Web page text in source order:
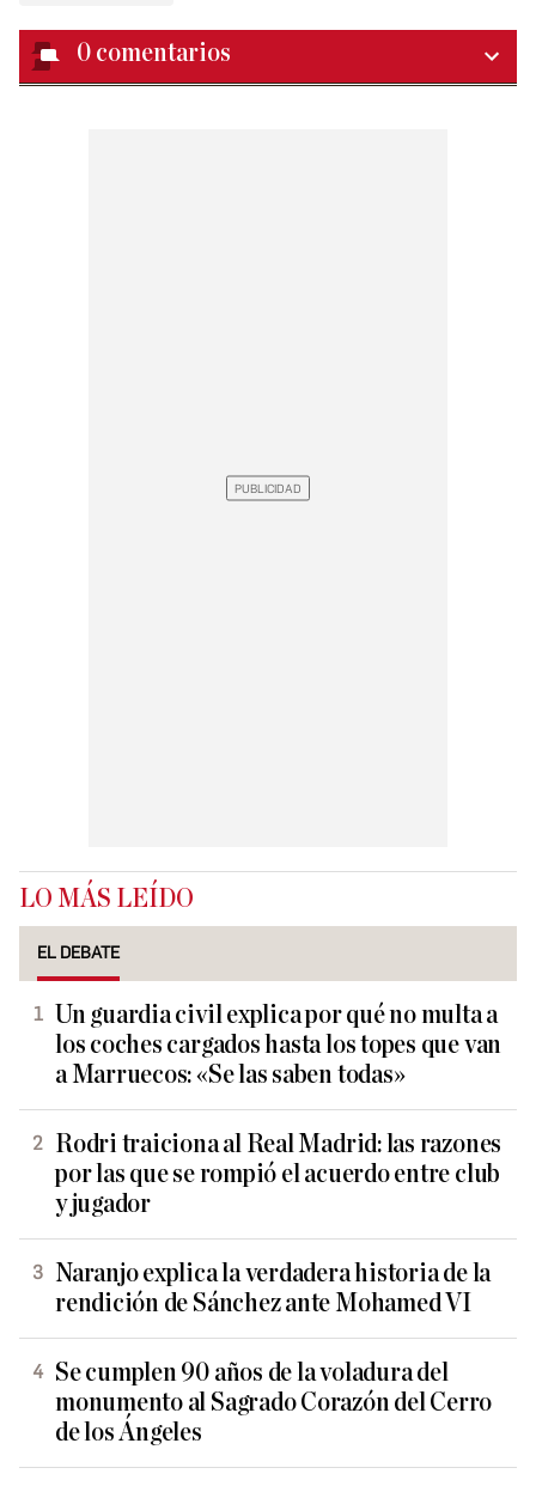
0 comentarios
LO MÁS LEÍDO
EL DEBATE
Un guardia civil explica por qué no multa a
los coches cargados hasta los topes que van
a Marruecos: «Se las saben todas»
Rodri traiciona al Real Madrid: las razones
por las que se rompió el acuerdo entre club
y jugador
Naranjo explica la verdadera historia de la
rendición de Sánchez ante Mohamed VI
Se cumplen 90 años de la voladura del
monumento al Sagrado Corazón del Cerro
de los Ángeles